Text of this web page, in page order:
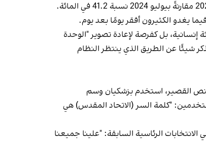
وفي الوقت نفسه، تكشف البيانات الرسمية عن ارتفاع حاد في معدلات التضخم. فقد بلغ معدل التضخم السنوي في يوليو (تموز) 2025 مقارنةً بيوليو 2024 نسبة 41.2 في المائة.
يغدو الكثيرون أفقر يومًا بعد يوم.
سعى إلى تقديم هجوم إسرائيل لا ككارثة إنسانية، بل كفرصة لإعادة تصوير "الوحدة
شيئًا عن الطريق الذي ينتظر النظام
القصير، استخدم بزشكيان وسم
"كلمة السر (الاتحاد المقدس) هي
الرئاسية السابقة: "علينا جميعنا